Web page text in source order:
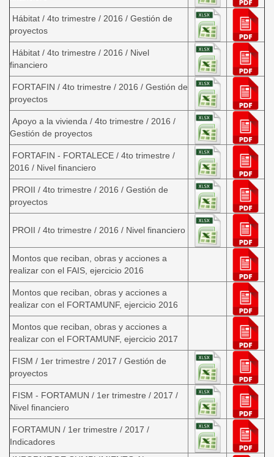
Hábitat / 4to trimestre / 2016 / Gestión de
proyectos
Hábitat / 4to trimestre / 2016 / Nivel
financiero
FORTAFIN / 4to trimestre / 2016 / Gestión de
proyectos
Apoyo a la vivienda / 4to trimestre / 2016 /
Gestión de proyectos
FORTAFIN - FORTALECE / 4to trimestre /
2016 / Nivel financiero
PROII / 4to trimestre / 2016 / Gestión de
proyectos
PROII / 4to trimestre / 2016 / Nivel financiero
Montos que reciban, obras y acciones a
realizar con el FAIS, ejercicio 2016
Montos que reciban, obras y acciones a
realizar con el FORTAMUNF, ejercicio 2016
Montos que reciban, obras y acciones a
realizar con el FORTAMUNF, ejercicio 2017
FISM / 1er trimestre / 2017 / Gestión de
proyectos
FISM - FORTAMUN / 1er trimestre / 2017 /
Nivel financiero
FORTAMUN / 1er trimestre / 2017 /
Indicadores